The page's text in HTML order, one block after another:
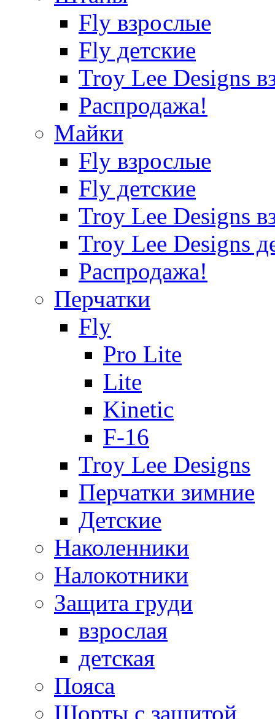
Fly взрослые
Fly детские
Troy Lee Designs
Распродажа!
Майки
Fly взрослые
Fly детские
Troy Lee Designs
Troy Lee Designs
Распродажа!
Перчатки
Fly
Pro Lite
Lite
Kinetic
F-16
Troy Lee Designs
Перчатки зимние
Детские
Наколенники
Налокотники
Защита груди
взрослая
детская
Пояса
Шорты с защитой